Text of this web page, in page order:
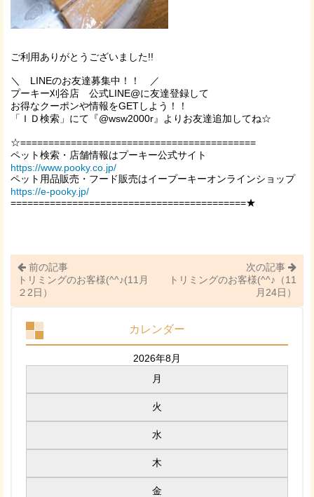
ご利用ありがとうございました!!
＼ LINEのお友達募集中！！ ／
プーキー刈谷店 公式LINE@に友達登録して
お得なクーポンや情報をGETしよう！！
「ＩＤ検索」にて『@wsw2000r』よりお友達追加してね☆
☆==========================================
ペット検索・店舗情報はプーキー公式サイト
https://www.pooky.co.jp/
ペット用品販売・フード販売はイープーキーオンラインショップ
https://e-pooky.jp/
==========================================★
前の記事
トリミングのお客様(^^♪(11月
２2日）
次の記事
トリミングのお客様(^^♪（11
月24日）
カレンダー
2026年8月
月
火
水
木
金